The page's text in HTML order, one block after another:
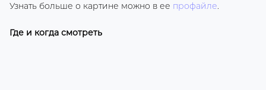
Узнать больше о картине можно в ее профайле.
Где и когда смотреть